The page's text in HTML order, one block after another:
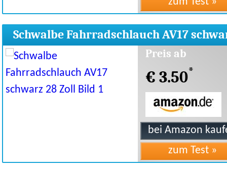
Schwalbe Fahrradschlauch AV17
28 Zoll
Preis ab
€ 3.50*